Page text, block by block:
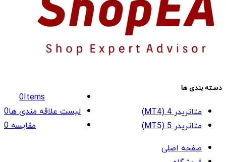
0Items
لیست علاقه مندی ها0
مقایسه0
دسته بندی ها
متاتریدر 4 (MT4)
متاتریدر 5 (MT5)
صفحه اصلی